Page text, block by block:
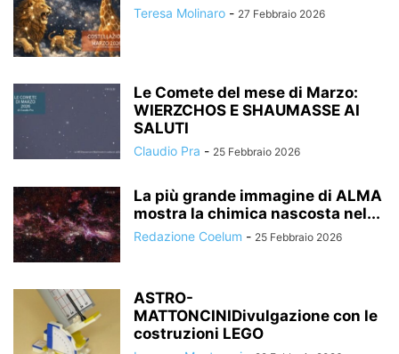
Teresa Molinaro - 27 Febbraio 2026
Le Comete del mese di Marzo:
WIERZCHOS E SHAUMASSE AI
SALUTI
Claudio Pra - 25 Febbraio 2026
La più grande immagine di ALMA
mostra la chimica nascosta nel...
Redazione Coelum - 25 Febbraio 2026
ASTRO-
MATTONCINIDivulgazione con le
costruzioni LEGO